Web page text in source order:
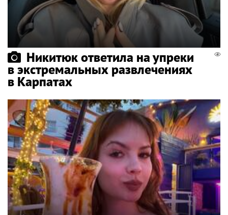
Никитюк ответила на упреки
в экстремальных развлечениях
в Карпатах